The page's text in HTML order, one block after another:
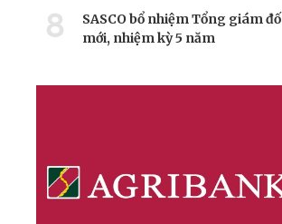
8
SASCO bổ nhiệm Tổng giám
mới, nhiệm kỳ 5 năm